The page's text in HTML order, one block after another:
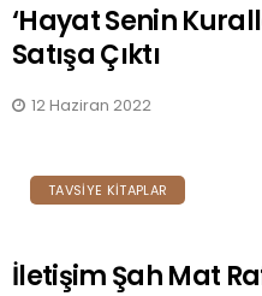
‘Hayat Senin
Satışa Çıktı
12 Haziran 2022
TAVSIYE KITAPLAR
İletişim Şah Mat